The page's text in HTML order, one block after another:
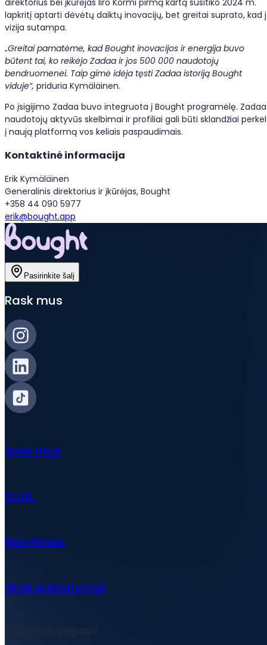
lapkritį aptarti dėvėtų daiktų inovacijų, bet greitai suprato, kad
vizija sutampa.
„Greitai pamatėme, kad Bought inovacijos ir energija buvo
būtent tai, ko reikėjo Zadaa ir jos 500 000 naudotojų
bendruomenei. Taip gimė idėja tęsti Zadaa istoriją Bought
viduje“, priduria Kymäläinen.
Po įsigijimo Zadaa buvo integruota į Bought programėlę. Zadaa
naudotojų aktyvūs skelbimai ir profiliai gali būti sklandžiai
į naują platformą vos keliais paspaudimais.
Kontaktinė informacija
Erik Kymäläinen
Generalinis direktorius ir įkūrėjas, Bought
+358 44 090 5977
erik@bought.app
Pasirinkite šalį
Rask mus
Apie mus
D.U.K.
Naujienos
Wolt pristatymai